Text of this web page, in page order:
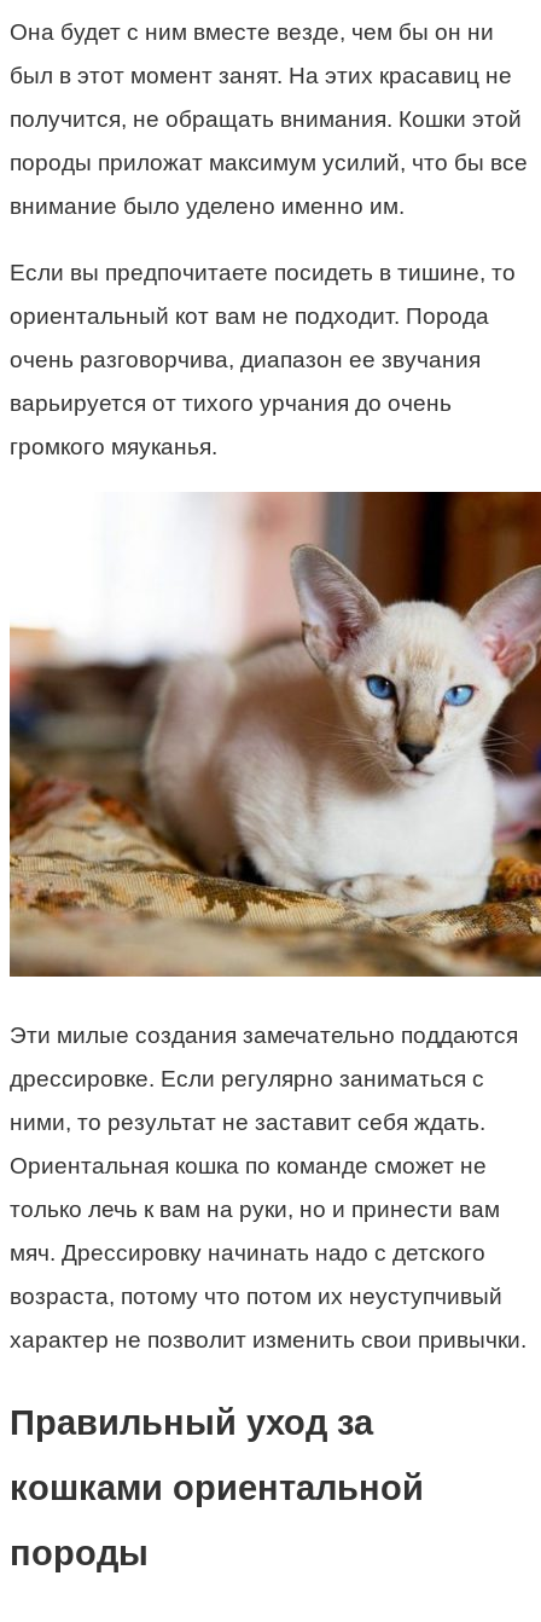
Она будет с ним вместе везде, чем бы он ни
был в этот момент занят. На этих красавиц не
получится, не обращать внимания. Кошки этой
породы приложат максимум усилий, что бы все
внимание было уделено именно им.
Если вы предпочитаете посидеть в тишине, то
ориентальный кот вам не подходит. Порода
очень разговорчива, диапазон ее звучания
варьируется от тихого урчания до очень
громкого мяуканья.
Эти милые создания замечательно поддаются
дрессировке. Если регулярно заниматься с
ними, то результат не заставит себя ждать.
Ориентальная кошка по команде сможет не
только лечь к вам на руки, но и принести вам
мяч. Дрессировку начинать надо с детского
возраста, потому что потом их неуступчивый
характер не позволит изменить свои привычки.
Правильный уход за
кошками ориентальной
породы